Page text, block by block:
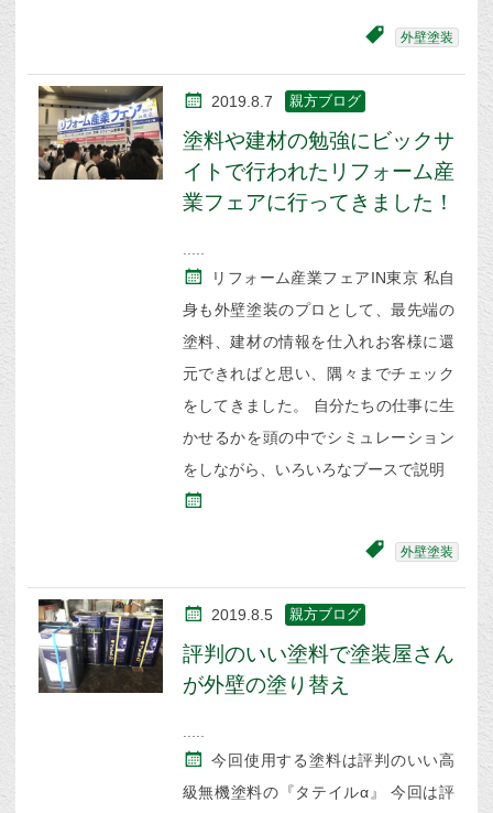
外壁塗装
2019.8.7 親方ブログ
塗料や建材の勉強にビックサ
イトで行われたリフォーム産
業フェアに行ってきました！
リフォーム産業フェアIN東京 私自
身も外壁塗装のプロとして、最先端の
塗料、建材の情報を仕入れお客様に還
元できればと思い、隅々までチェック
をしてきました。 自分たちの仕事に生
かせるかを頭の中でシミュレーション
をしながら、いろいろなブースで説明
外壁塗装
2019.8.5 親方ブログ
評判のいい塗料で塗装屋さん
が外壁の塗り替え
今回使用する塗料は評判のいい高
級無機塗料の『タテイルα』 今回は評